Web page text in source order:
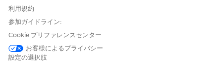
カレンダーで行動種別を識別するには、色を選択します。
イベント種別をスケジュールできるようにするには、[
and activate on calendar
変更内容を保存します。
イベント種別を無効化します。
利用規約
参加ガイドライン:
Cookie プリファレンスセンター
お客様によるプライバシー
設定の選択肢